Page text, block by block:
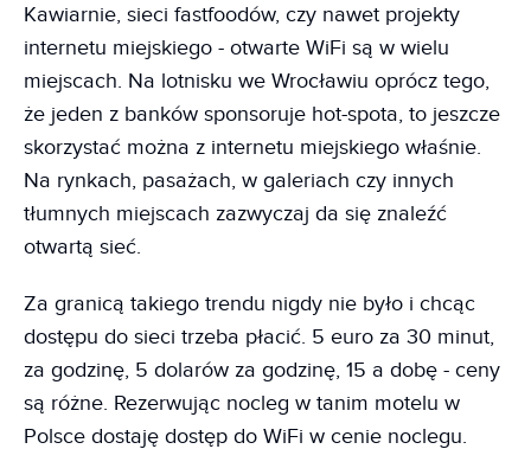
Kawiarnie, sieci fastfoodów, czy nawet projekty
internetu miejskiego - otwarte WiFi są w wielu
miejscach. Na lotnisku we Wrocławiu oprócz tego,
że jeden z banków sponsoruje hot-spota, to jeszcze
skorzystać można z internetu miejskiego właśnie.
Na rynkach, pasażach, w galeriach czy innych
tłumnych miejscach zazwyczaj da się znaleźć
otwartą sieć.
Za granicą takiego trendu nigdy nie było i chcąc
dostępu do sieci trzeba płacić. 5 euro za 30 minut,
za godzinę, 5 dolarów za godzinę, 15 a dobę - ceny
są różne. Rezerwując nocleg w tanim motelu w
Polsce dostaję dostęp do WiFi w cenie noclegu.